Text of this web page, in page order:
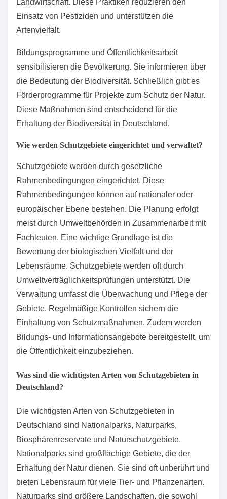
Biodiversität in Deutschland?
Biodiversität in Deutschland. Dazu gehören die
Einrichtung von Naturschutzgebieten. Diese Gebiete
schützen Lebensräume und Artenvielfalt. Ein Beispiel
ist das Netzwerk der Natura 2000-Gebiete. Es umfasst
über 15 Prozent der Landesfläche.
Zudem gibt es gesetzliche Regelungen wie das
Bundesnaturschutzgesetz. Dieses Gesetz fördert den
weiterer Ansatz ist die Förderung nachhaltiger
Landwirtschaft. Diese Praktiken reduzieren den
Einsatz von Pestiziden und unterstützen die
Artenvielfalt.
Bildungsprogramme und Öffentlichkeitsarbeit
sensibilisieren die Bevölkerung. Sie informieren über
die Bedeutung der Biodiversität. Schließlich gibt es
Förderprogramme für Projekte zum Schutz der Natur.
Diese Maßnahmen sind entscheidend für die
Erhaltung der Biodiversität in Deutschland.
Schutzgebiete werden durch gesetzliche
Rahmenbedingungen können auf nationaler oder
meist durch Umweltbehörden in Zusammenarbeit mit
Fachleuten. Eine wichtige Grundlage ist die
Bewertung der biologischen Vielfalt und der
Lebensräume. Schutzgebiete werden oft durch
Umweltverträglichkeitsprüfungen unterstützt. Die
Verwaltung umfasst die Überwachung und Pflege der
Gebiete. Regelmäßige Kontrollen sichern die